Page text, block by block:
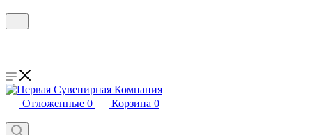
Отложенные 0 Корзина 0